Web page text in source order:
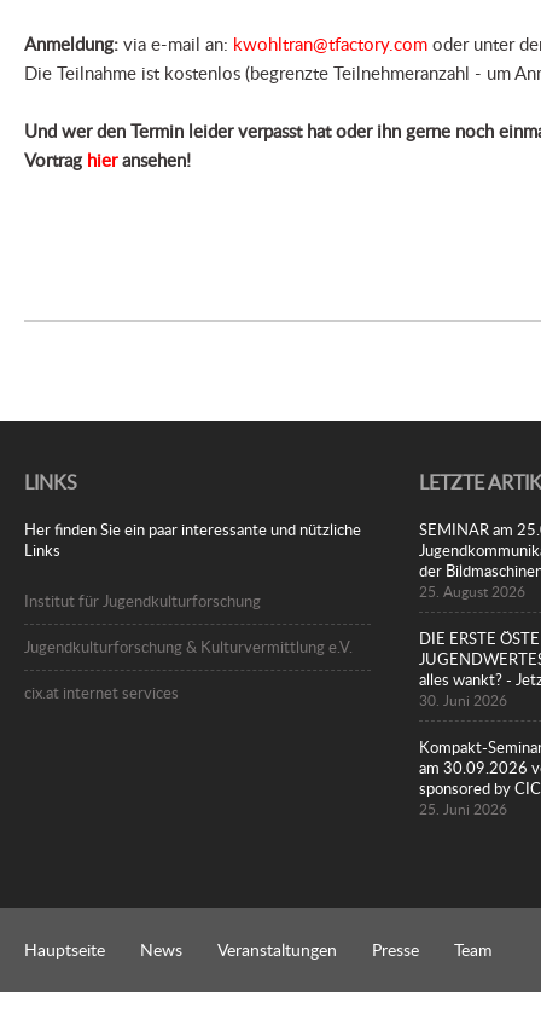
Anmeldung: via e-mail an: kwohltran@tfactory.com oder unter
Die Teilnahme ist kostenlos (begrenzte Teilnehmeranzahl - um
Und wer den Termin leider verpasst hat oder ihn gerne noch
Vortrag hieransehen!
LINKS
Her finden Sie ein paar interessante und nützliche
Links
Institut für Jugendkulturforschung
Jugendkulturforschung & Kulturvermittlung e.V.
cix.at internet services
LETZTE
SEMINAR am
der
25. August 2026
DIE ERSTE
alles wankt? -
30. Juni 2026
Kompakt-
am 30.09.2026
sponsored by
25. Juni 2026
Hauptseite News Veranstaltungen Presse Team